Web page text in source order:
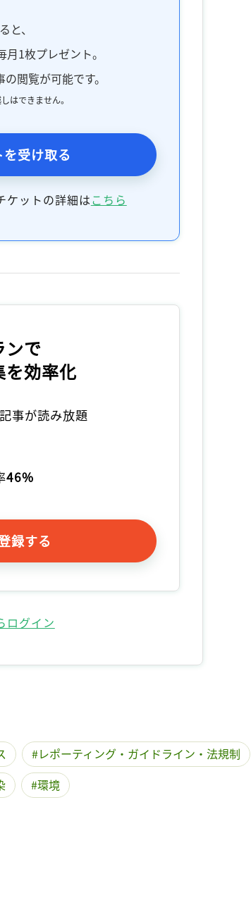
と、
1枚プレゼント。
閲覧が可能です。
はできません。
受け取る
ケットの詳細はこちら
ンで
効率化
事が読み放題
46%
録する
ログイン
レポーティング・ガイドライン・法規制
環境
ログインが必要です
グイン 会員登録